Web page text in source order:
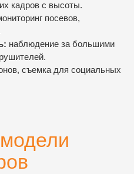
кадров с высоты.
посевов,
наблюдение за большими
съемка для социальных